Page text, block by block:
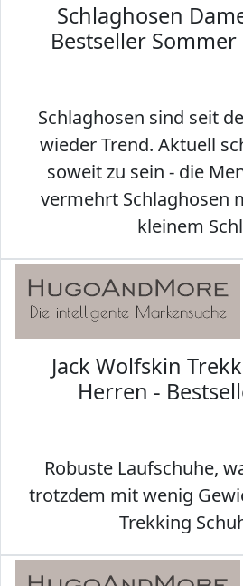
Schlaghosen
Bestseller Sommer
Schlaghosen sind seit
wieder Trend. Aktuell
soweit zu sein - die
vermehrt Schlaghosen
kleinem
Jack Wolfskin
Herren -
Robuste Laufschuhe,
trotzdem mit wenig
Trekking